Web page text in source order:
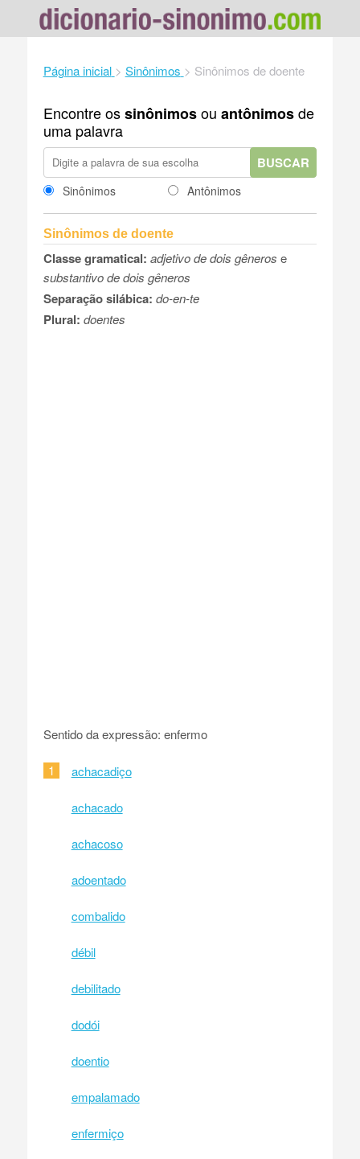
Página inicial > Sinônimos > Sinônimos de doente
Encontre ossinônimosou antônimosde
uma palavra
BUSCAR
Sinônimos Antônimos
Sinônimos de doente
Classe gramatical: adjetivo de dois gêneros e
substantivo de dois gêneros
Separação silábica: do-en-te
Plural: doentes
Sentido da expressão: enfermo
1 achacadiço
achacado
achacoso
adoentado
combalido
débil
debilitado
dodói
doentio
empalamado
enfermiço